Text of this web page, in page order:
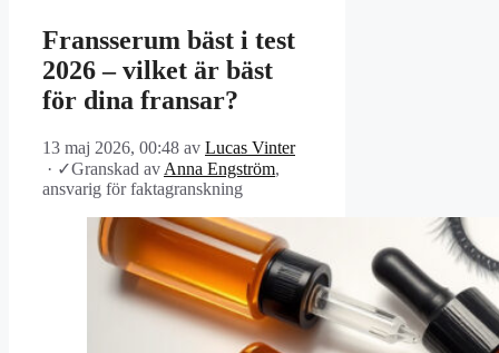
Fransserum bäst i test
2026 – vilket är bäst
för dina fransar?
13 maj 2026, 00:48 av Lucas Vinter
· ✓Granskad av Anna Engström,
ansvarig för faktagranskning